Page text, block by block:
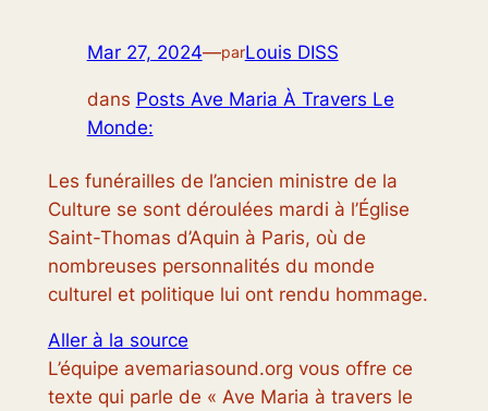
Mar 27, 2024—parLouis DISS
dans Posts Ave Maria À Travers Le
Monde:
Les funérailles de l’ancien ministre de la
Culture se sont déroulées mardi à l’Église
Saint-Thomas d’Aquin à Paris, où de
nombreuses personnalités du monde
culturel et politique lui ont rendu hommage.
Aller à la source
L’équipe avemariasound.org vous offre ce
texte qui parle de « Ave Maria à travers le